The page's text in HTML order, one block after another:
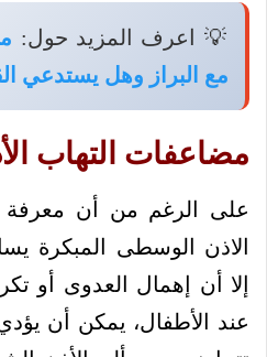
💡 اعرف المزيد حول:
مع البراز وهل يستدعي
مضاعفات التهاب
على الرغم من أن
الاذن الوسطى المبكرة
إلا أن إهمال العدوى أو
عند الأطفال، يمكن أن